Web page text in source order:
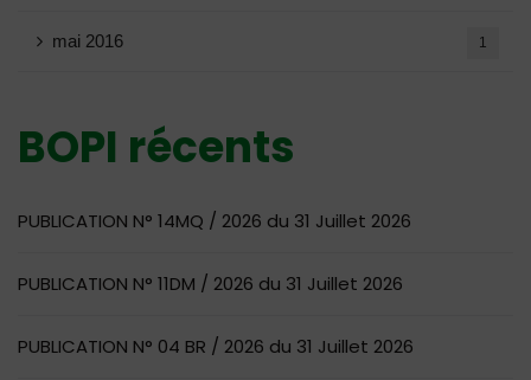
mai 2016 1
BOPI récents
PUBLICATION N° 14MQ / 2026 du 31 Juillet 2026
PUBLICATION N° 11DM / 2026 du 31 Juillet 2026
PUBLICATION N° 04 BR / 2026 du 31 Juillet 2026